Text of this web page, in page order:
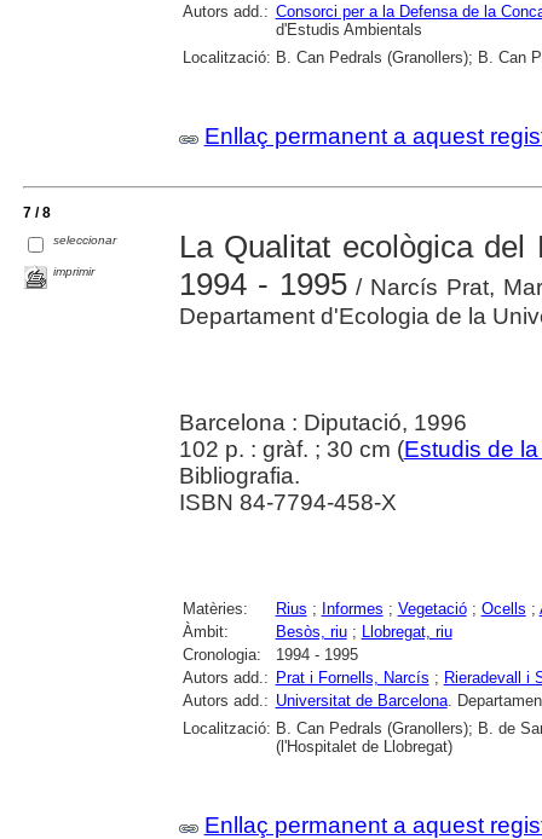
Autors add.: Consorci per a la Defensa de la
d'Estudis Ambientals
Localització: B. Can Pedrals (Granollers); B. Can
Enllaç permanent a aquest
7 / 8
seleccionar
imprimir
La Qualitat ecològica
1994 - 1995/ Narcís Prat,
Departament d'Ecologia de la
Barcelona : Diputació, 1996
102 p. : gràf. ; 30 cm (Estudis de
Bibliografia.
ISBN 84-7794-458-X
Matèries: Rius ; Informes ; Vegetació; Ocells ;
Àmbit:
Besòs, riu; Llobregat, riu
Cronologia:
1994 - 1995
Autors add.: Prat i Fornells, Narcís ; Rieradevall i
Autors add.: Universitat de Barcelona.
Localització: B. Can Pedrals (Granollers); B. de
(l'Hospitalet de Llobregat)
Enllaç permanent a aquest